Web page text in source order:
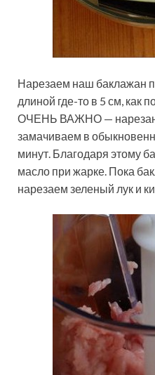
Нарезаем наш баклажан
длиной где-то в 5 см, как
ОЧЕНЬ ВАЖНО —
замачиваем в
минут. Благодаря этому
масло при жарке. Пока
нарезаем зеленый лук и